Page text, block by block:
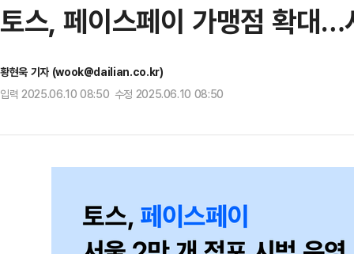
토스, 페이스페이 가맹점 확대
황현욱 기자 (wook@dailian.co.kr)
입력 2025.06.10 08:50 수정 2025.06.10 08:50